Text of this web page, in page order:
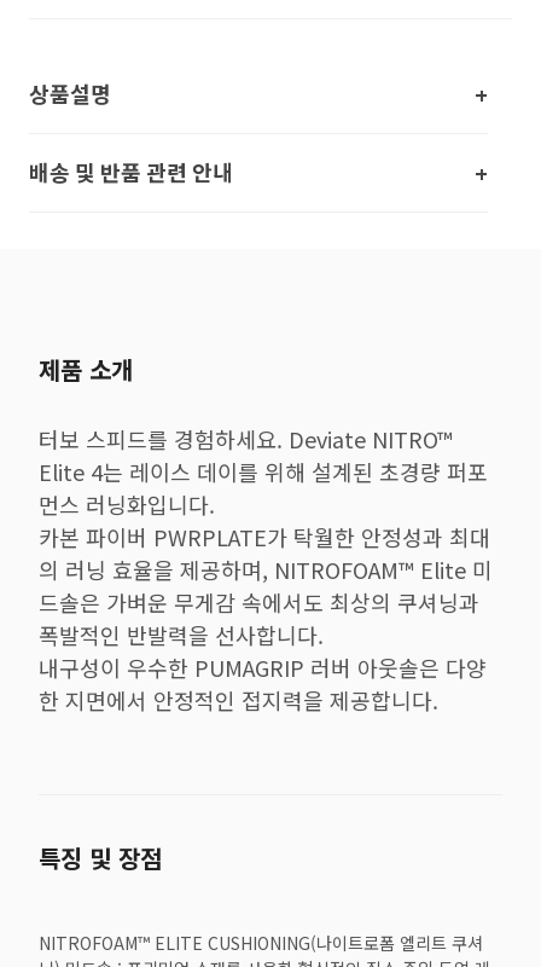
상품설명
배송 및 반품 관련 안내
제품 소개
터보 스피드를 경험하세요. Deviate NITRO™
Elite 4는 레이스 데이를 위해 설계된 초경량 퍼포
먼스 러닝화입니다.
카본 파이버 PWRPLATE가 탁월한 안정성과 최대
의 러닝 효율을 제공하며, NITROFOAM™ Elite 미
드솔은 가벼운 무게감 속에서도 최상의 쿠셔닝과
폭발적인 반발력을 선사합니다.
내구성이 우수한 PUMAGRIP 러버 아웃솔은 다양
한 지면에서 안정적인 접지력을 제공합니다.
특징 및 장점
NITROFOAM™ ELITE CUSHIONING(나이트로폼 엘리트 쿠셔